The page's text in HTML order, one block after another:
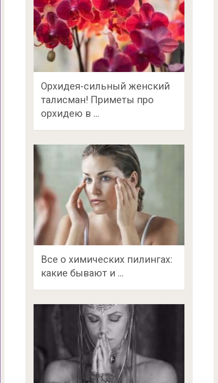
Орхидея-сильный женский
талисман! Приметы про
орхидею в …
Все о химических пилингах:
какие бывают и …